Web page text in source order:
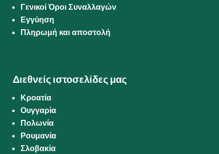
Γενικοί Όροι Συναλλαγών
Εγγύηση
Πληρωμή και αποστολή
Διεθνείς ιστοσελίδες μας
Κροατία
Ουγγαρία
Πολωνία
Ρουμανία
Σλοβακία